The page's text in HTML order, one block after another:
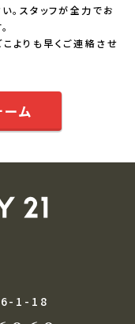
。スタッフが全力でお
よりも早くご連絡させ
ーム
6-1-18